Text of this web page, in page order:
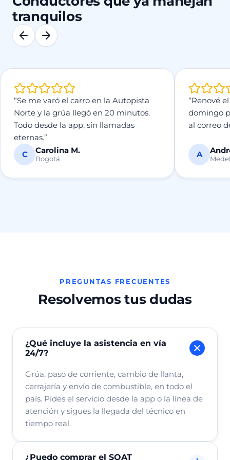
tranquilos
“Se me varó el carro en la Autopista
Norte y la grúa llegó en 20 minutos.
Todo desde la app, sin llamadas
eternas.”
C
Carolina M.
Bogotá
“Renové
domingo
al correo
A
PREGUNTAS FRECUENTES
Resolvemos tus dudas
¿Qué incluye la asistencia en vía
24/7?
Grúa, paso de corriente, cambio de llanta,
cerrajería y envío de combustible, en todo el
país. Pides el servicio desde la app o la línea de
atención y sigues la llegada del técnico en
tiempo real.
¿Puedo comprar el SOAT